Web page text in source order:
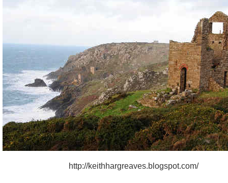
http://keithhargreaves.blogspot.com/